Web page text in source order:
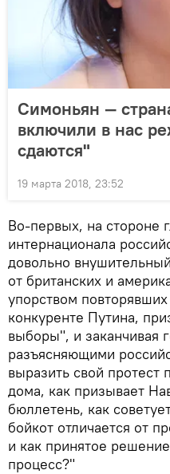
Симоньян —
включили в нас
сдаются"
19 марта 2018, 23:52
Во-первых, на стороне
интернационала
довольно
от британских и
упорством
конкуренте Путина,
выборы", и заканчивая
разъясняющими
выразить свой протест
дома, как призывает
бюллетень, как
бойкот отличается от
и как принятое
процесс?"